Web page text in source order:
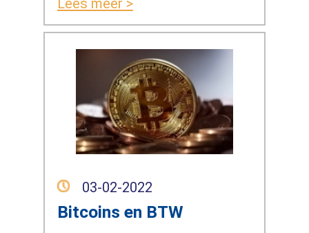
Lees meer >
03-02-2022
Bitcoins en BTW